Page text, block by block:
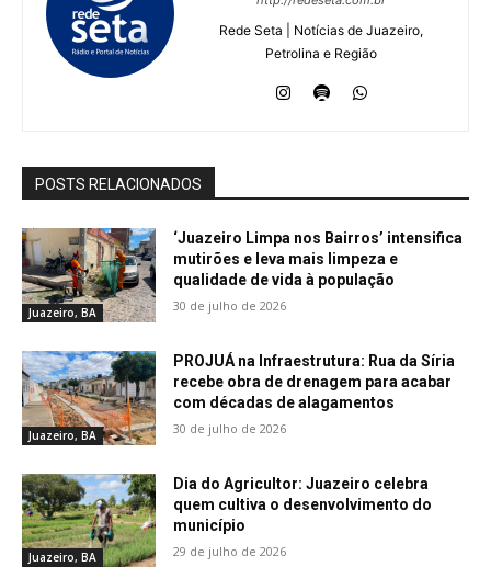
Rede Seta | Notícias de Juazeiro,
Petrolina e Região
POSTS RELACIONADOS
Juazeiro, BA
‘Juazeiro Limpa nos Bairros’ intensifica
mutirões e leva mais limpeza e
qualidade de vida à população
30 de julho de 2026
Juazeiro, BA
PROJUÁ na Infraestrutura: Rua da Síria
recebe obra de drenagem para acabar
com décadas de alagamentos
30 de julho de 2026
Juazeiro, BA
Dia do Agricultor: Juazeiro celebra
quem cultiva o desenvolvimento do
município
29 de julho de 2026